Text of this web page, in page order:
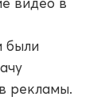
были
рекламы.